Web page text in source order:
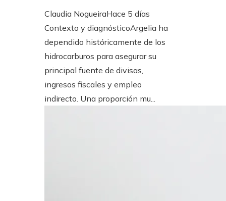
Claudia NogueiraHace 5 días
Contexto y diagnósticoArgelia ha
dependido históricamente de los
hidrocarburos para asegurar su
principal fuente de divisas,
ingresos fiscales y empleo
indirecto. Una proporción mu...